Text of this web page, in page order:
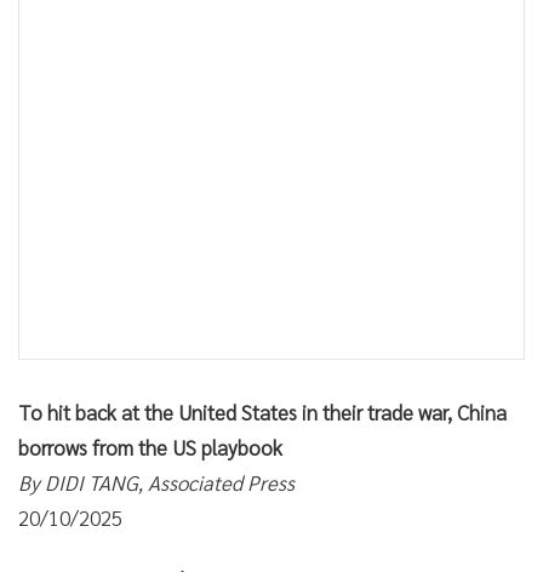
• ญี่ปุ่น
•
News1
•
Gotomanager
To hit back at the United States in their trade war, China
borrows from the US playbook
By DIDI TANG, Associated Press
20/10/2025